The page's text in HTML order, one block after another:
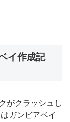
イ作成記
がクラッシュし
ガンビアベイ